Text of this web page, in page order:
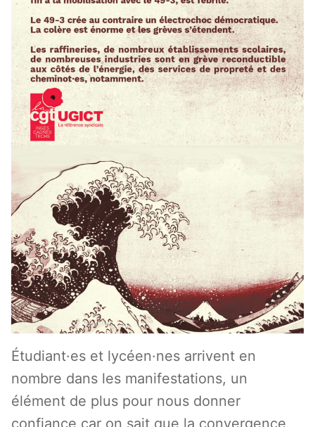
Étudiant·es et lycéen·nes arrivent en
nombre dans les manifestations, un
élément de plus pour nous donner
confiance car on sait que la convergence